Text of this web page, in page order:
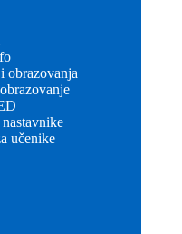
obrazovanja
učenike